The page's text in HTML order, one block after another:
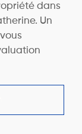
dans
Un